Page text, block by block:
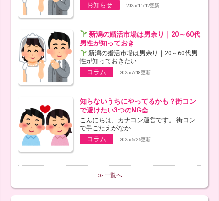
お知らせ
2025/11/12更新
新潟の婚活市場は男余り｜20～60代
男性が知っておき…
新潟の婚活市場は男余り｜20～60代男
性が知っておきたい ...
コラム
2025/7/18更新
知らないうちにやってるかも？街コン
で避けたい3つのNG会…
こんにちは、カナコン運営です。 街コン
で手ごたえがなか ...
コラム
2025/6/26更新
≫ 一覧へ